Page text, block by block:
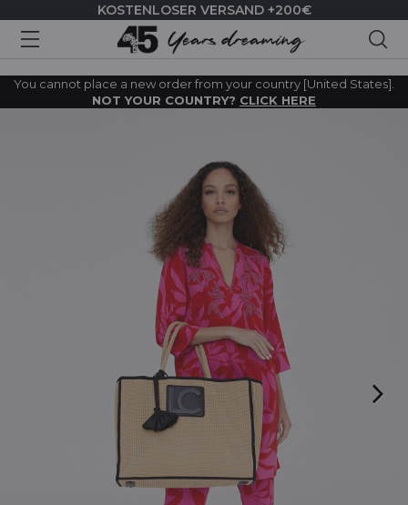
KOSTENLOSER VERSAND +200€
You cannot place a new order from your country [United States].
NOT YOUR COUNTRY? CLICK HERE